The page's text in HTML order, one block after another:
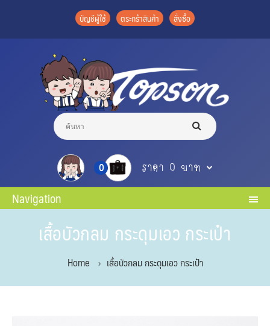
บัญชีผู้ใช้ ตระกร้าสินค้า สั่งซื้อ
0 ราคา 0 บาท
Navigation
เสื้อบัวกลม กระดุมเอว กระเป๋า
Home เสื้อบัวกลม กระดุมเอว กระเป๋า